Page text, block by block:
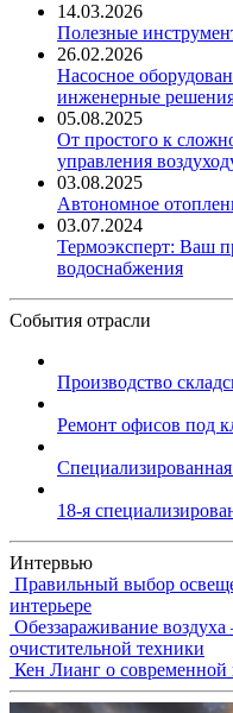
14.03.2026
Полезные
26.02.2026
Насосное
инженерные
05.08.2025
От простого к
управления
03.08.2025
Автономное
03.07.2024
Термоэксперт: Ваш
водоснабжения
События отрасли
Производство
Ремонт офисов под
18-я
Интервью
Правильный выбор
интерьере
Обеззараживание воздуха
очистительной техники
Кен Лианг о современной